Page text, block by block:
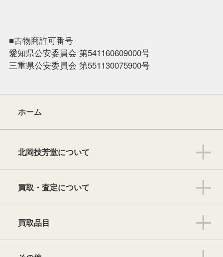
■古物商許可番号
愛知県公安委員会 第541160609000号
三重県公安委員会 第551130075900号
ホーム
北岡技芳堂について
買取・査定について
買取品目